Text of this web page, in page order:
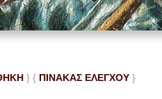
} { ΠΙΝΑΚΑΣ ΕΛΕΓΧΟΥ}